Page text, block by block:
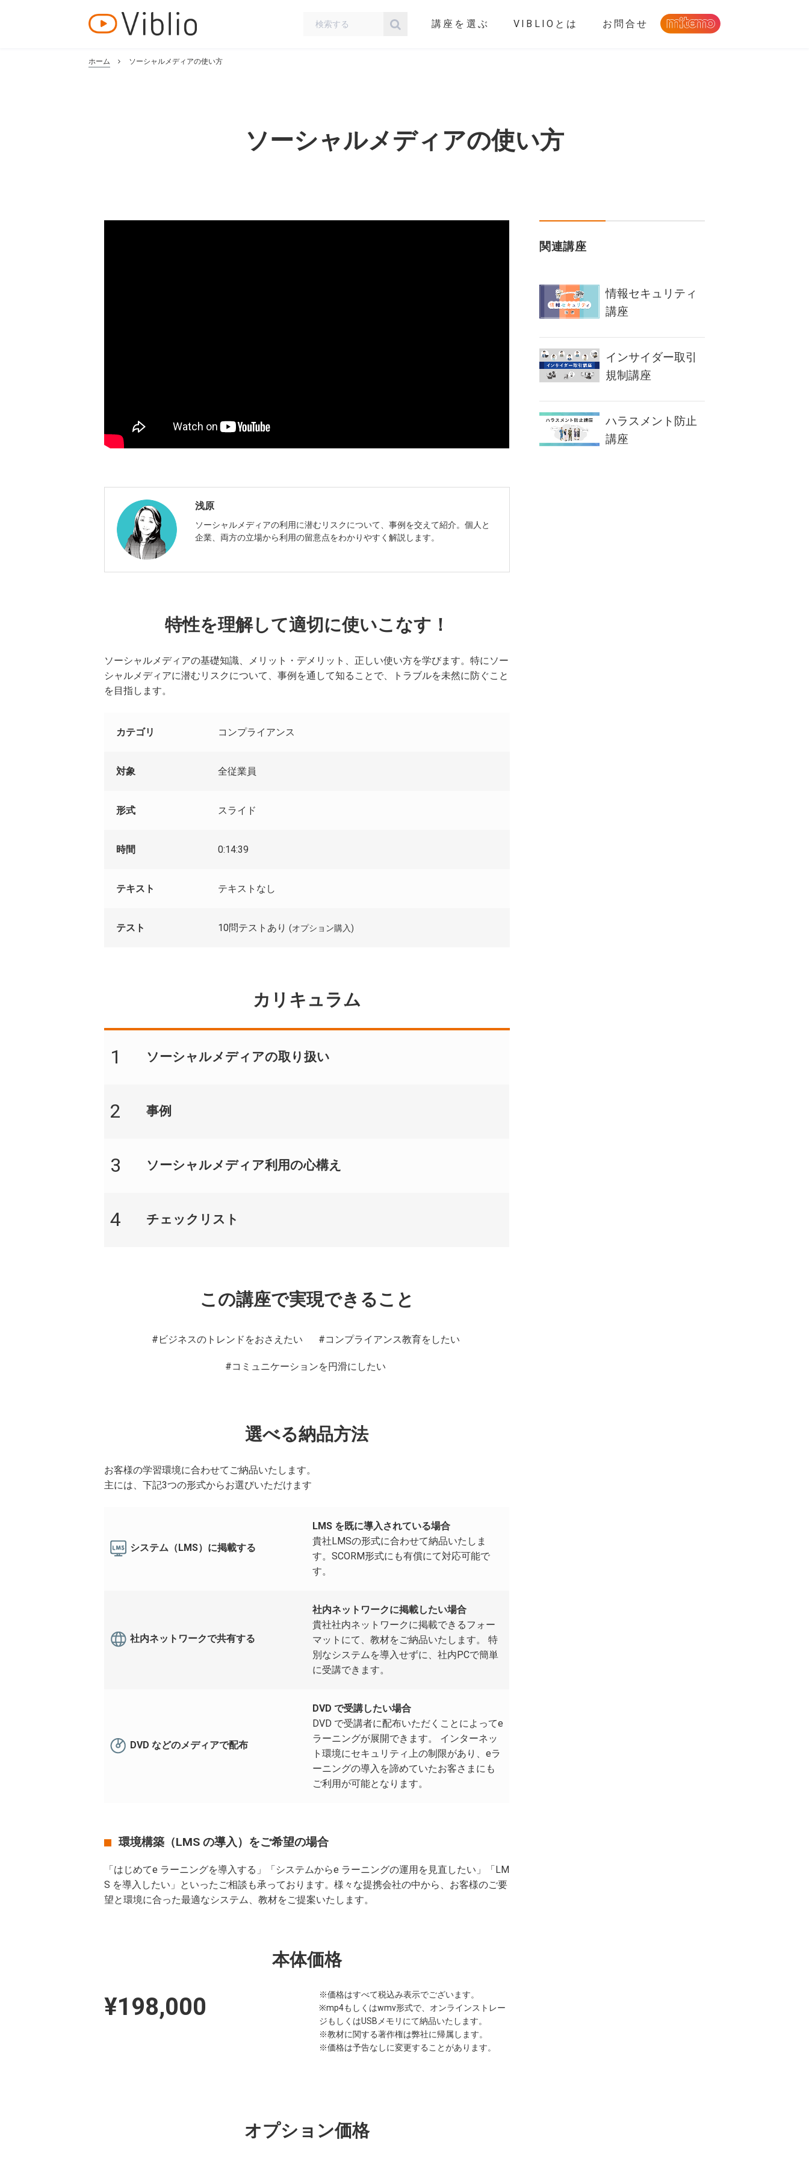
講座を選ぶ VIBLIOとは お問合せ
ホーム ソーシャルメディアの使い方
ソーシャルメディアの使い方
浅原
ソーシャルメディアの利用に潜むリスクについて、事例を交えて紹介。個人と
企業、両方の立場から利用の留意点をわかりやすく解説します。
特性を理解して適切に使いこなす！
ソーシャルメディアの基礎知識、メリット・デメリット、正しい使い方を学びます。特にソー
シャルメディアに潜むリスクについて、事例を通して知ることで、トラブルを未然に防ぐこと
を目指します。
カテゴリ コンプライアンス
対象 全従業員
形式 スライド
時間 0:14:39
テキスト テキストなし
テスト 10問テストあり (オプション購入)
カリキュラム
1 ソーシャルメディアの取り扱い​
2 事例​
3 ソーシャルメディア利用の心構え​
4 チェックリスト​
この講座で実現できること
#ビジネスのトレンドをおさえたい #コンプライアンス教育をしたい
#コミュニケーションを円滑にしたい
選べる納品方法
お客様の学習環境に合わせてご納品いたします。
主には、下記3つの形式からお選びいただけます
システム（LMS）に掲載する
LMS を既に導入されている場合
貴社LMSの形式に合わせて納品いたしま
す。SCORM形式にも有償にて対応可能で
す。
社内ネットワークで共有する
社内ネットワークに掲載したい場合
貴社社内ネットワークに掲載できるフォー
マットにて、教材をご納品いたします。 特
別なシステムを導入せずに、社内PCで簡単
に受講できます。
DVD などのメディアで配布
DVD で受講したい場合
DVD で受講者に配布いただくことによってe
ラーニングが展開できます。 インターネッ
ト環境にセキュリティ上の制限があり、eラ
ーニングの導入を諦めていたお客さまにも
ご利用が可能となります。
環境構築（LMS の導入）をご希望の場合
「はじめてe ラーニングを導入する」「システムからe ラーニングの運用を見直したい」「LM
S を導入したい」といったご相談も承っております。様々な提携会社の中から、お客様のご要
望と環境に合った最適なシステム、教材をご提案いたします。
本体価格
¥198,000
※価格はすべて税込み表示でございます。
※mp4もしくはwmv形式で、オンラインストレー
ジもしくはUSBメモリにて納品いたします。
※教材に関する著作権は弊社に帰属します。
※価格は予告なしに変更することがあります。
オプション価格
関連講座
情報セキュリティ
講座
インサイダー取引
規制講座
ハラスメント防止
講座